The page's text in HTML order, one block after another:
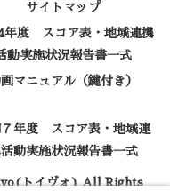
サイトマップ
年度 スコア表・地域連携
動実施状況報告書一式
マニュアル（鍵付き）
年度 スコア表・地域連
動実施状況報告書一式
トイヴォ) All Rights